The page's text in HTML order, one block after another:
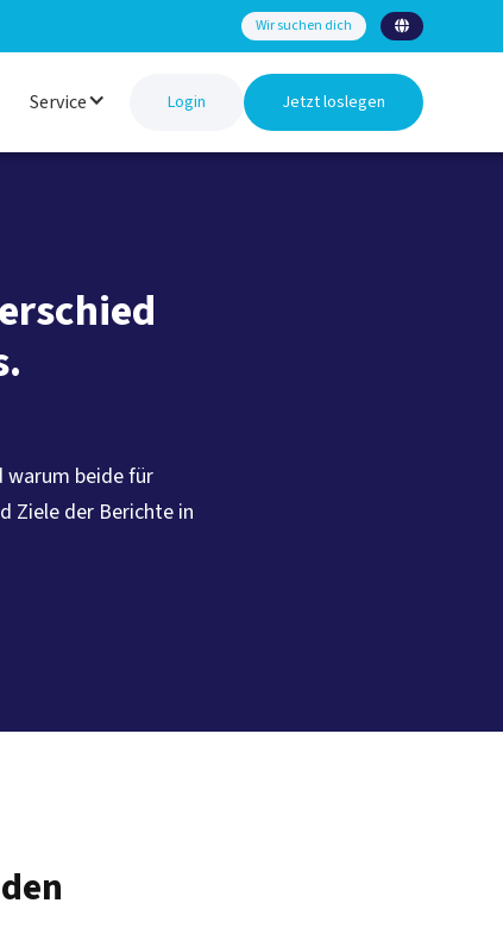
Wir suchen dich 
Service Login Jetzt loslegen
warum beide für
Ziele der Berichte in